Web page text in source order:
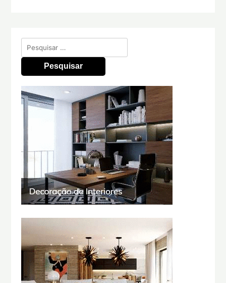
Pesquisar
por: